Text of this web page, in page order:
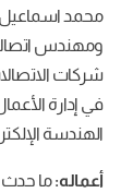
ومهندس
شركات
الهندسة
أعماله:ما حدث